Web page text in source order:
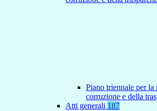
Piano triennale per la
corruzione e della
Atti generali 187